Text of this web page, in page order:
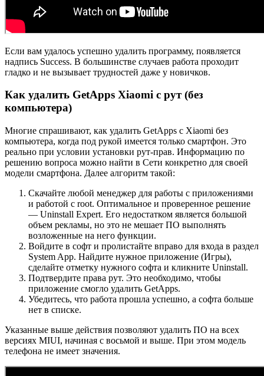
Если вам удалось успешно удалить программу, появляется
надпись Success. В большинстве случаев работа проходит
гладко и не вызывает трудностей даже у новичков.
Как удалить GetApps Xiaomi с рут (без
компьютера)
Многие спрашивают, как удалить GetApps с Xiaomi без
компьютера, когда под рукой имеется только смартфон. Это
реально при условии установки рут-прав. Информацию по
решению вопроса можно найти в Сети конкретно для своей
модели смартфона. Далее алгоритм такой:
Скачайте любой менеджер для работы с приложениями
и работой с root. Оптимальное и проверенное решение
— Uninstall Expert. Его недостатком является большой
объем рекламы, но это не мешает ПО выполнять
возложенные на него функции.
Войдите в софт и пролистайте вправо для входа в раздел
System App. Найдите нужное приложение (Игры),
сделайте отметку нужного софта и кликните Uninstall.
Подтвердите права рут. Это необходимо, чтобы
приложение смогло удалить GetApps.
Убедитесь, что работа прошла успешно, а софта больше
нет в списке.
Указанные выше действия позволяют удалить ПО на всех
версиях MIUI, начиная с восьмой и выше. При этом модель
телефона не имеет значения.